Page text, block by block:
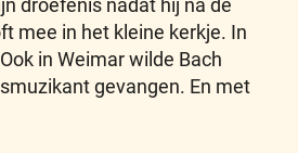
droefenis nadat hij na de
mee in het kleine kerkje. In
in Weimar wilde Bach
gevangen. En met